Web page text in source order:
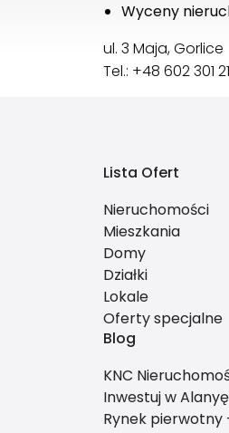
Wyceny
ul. 3 Maja, Gorlice
Tel.: +48 602 301
Lista Ofert
Nieruchomości
Mieszkania
Domy
Działki
Lokale
Oferty specjalne
Blog
KNC
Inwestuj w
Rynek pierwotny